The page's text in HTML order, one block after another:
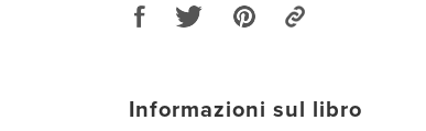
Informazioni sul libro